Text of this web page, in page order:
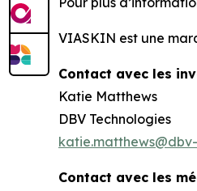
VIASKIN est une
Contact avec les
Katie Matthews
DBV Technologies
Contact avec les